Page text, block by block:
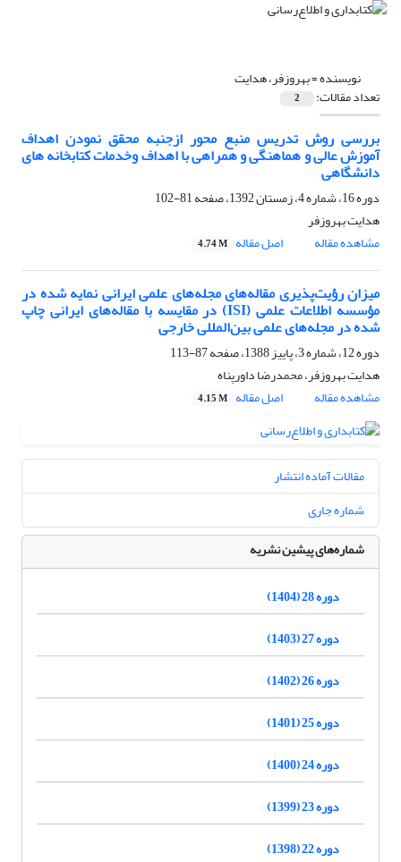
نویسنده =بهروزفر، هدایت
تعداد مقالات: 2
بررسی روش تدریس منبع محور ازجنبه محقق نمودن اهداف
آموزش عالی و هماهنگی و همراهی با اهداف وخدمات کتابخانه های
دانشگاهی
دوره 16، شماره 4، زمستان 1392، صفحه
81-102
هدایت بهروزفر
مشاهده مقاله
اصل مقاله 4.74 M
میزان رؤیت‌پذیری مقاله‌های مجله‌های علمی ایرانی نمایه شده در
مؤسسه اطلاعات علمی (ISI) در مقایسه با مقاله‌های ایرانی چاپ
شده در مجله‌های علمی بین‌المللی خارجی
دوره 12، شماره 3، پاییز 1388، صفحه
87-113
هدایت بهروزفر، محمدرضا داورپناه
مشاهده مقاله
اصل مقاله 4.15 M
مقالات آماده انتشار
شماره جاری
شماره‌های پیشین نشریه
دوره 28 (1404)
دوره 27 (1403)
دوره 26 (1402)
دوره 25 (1401)
دوره 24 (1400)
دوره 23 (1399)
دوره 22 (1398)